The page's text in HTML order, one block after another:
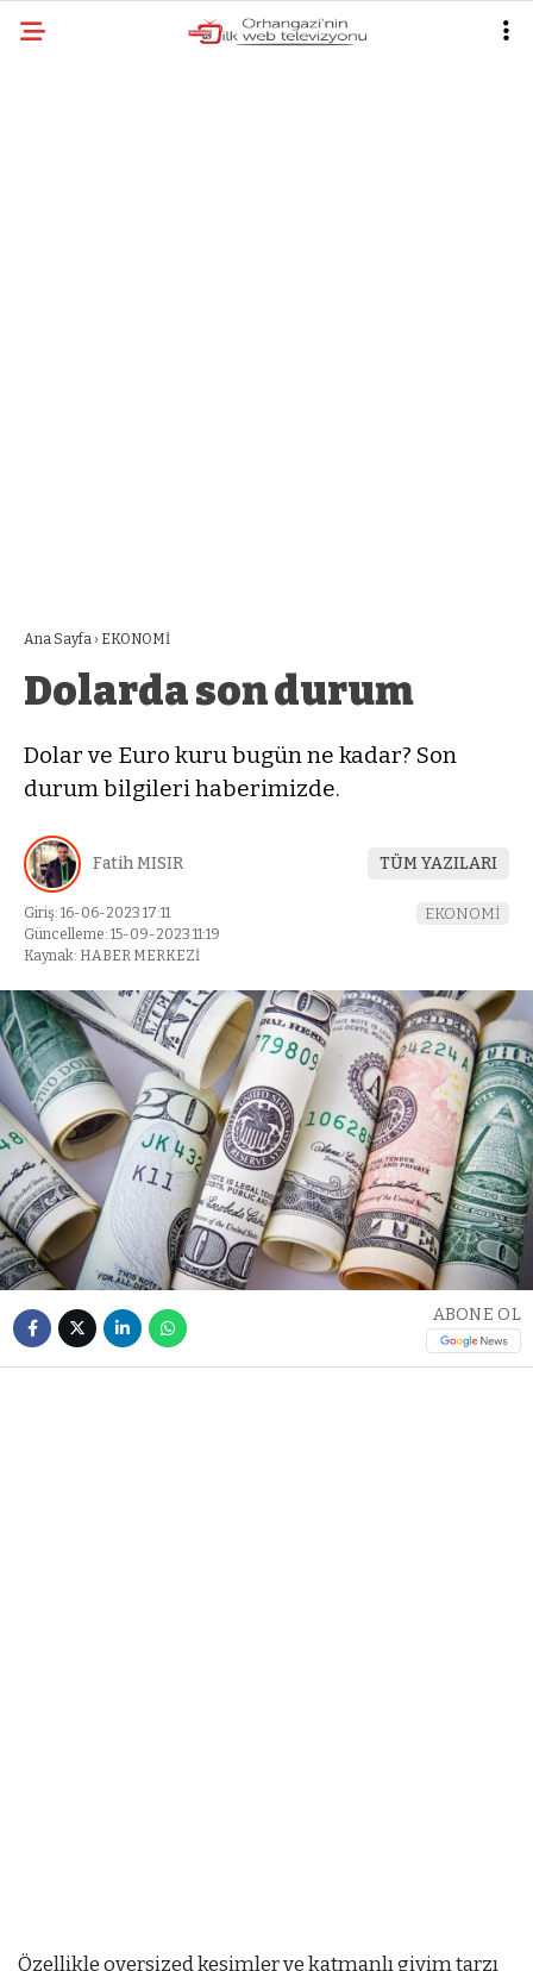
Ana Sayfa › EKONOMİ
Dolarda son durum
Dolar ve Euro kuru bugün ne kadar? Son
durum bilgileri haberimizde.
Fatih MISIR TÜM YAZILARI
Giriş: 16-06-2023 17:11
Güncelleme: 15-09-2023 11:19
Kaynak: HABER MERKEZİ
EKONOMİ
ABONE OL
Özellikle oversized kesimler ve katmanlı giyim tarzı